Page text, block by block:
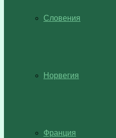
Словения
Норвегия
Франция